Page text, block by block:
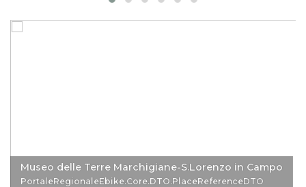
Museo delle Terre Marchigiane-S.Lorenzo in Campo
PortaleRegionaleEbike.Core.DTO.PlaceReferenceDTO